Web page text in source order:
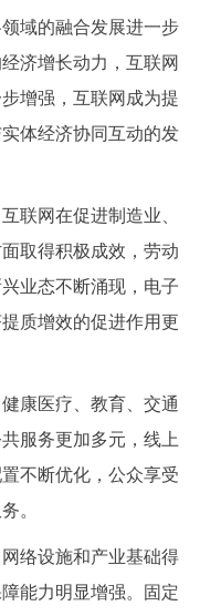
域的融合发展进一步
济增长动力，互联网
增强，互联网成为提
体经济协同互动的发
网在促进制造业、
取得积极成效，劳动
业态不断涌现，电子
质增效的促进作用更
医疗、教育、交通
服务更加多元，线上
不断优化，公众享受
。
设施和产业基础得
能力明显增强。固定